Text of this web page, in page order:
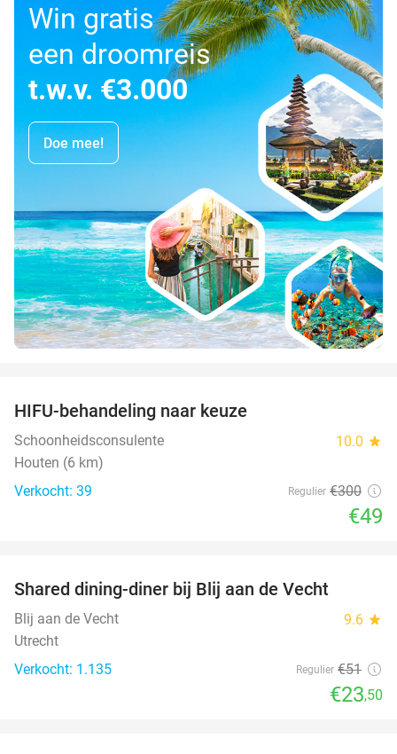
Win gratis
een droomreis
t.w.v. €3.000
Doe mee!
HIFU-behandeling naar keuze
Schoonheidsconsulente 10.0 star
Houten (6 km)
Verkocht: 39
Regulier €300
€49
Shared dining-diner bij Blij aan de Vecht
Blij aan de Vecht 9.6 star
Utrecht
Verkocht: 1.135
Regulier €51
€23,50